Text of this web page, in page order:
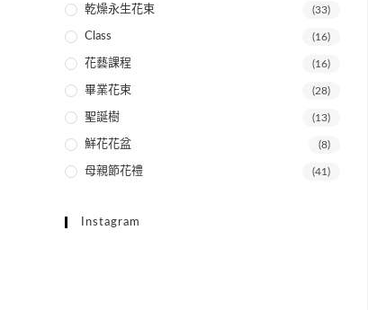
乾燥永生花束 (33)
Class (16)
花藝課程 (16)
畢業花束 (28)
聖誕樹 (13)
鮮花花盆 (8)
母親節花禮 (41)
Instagram